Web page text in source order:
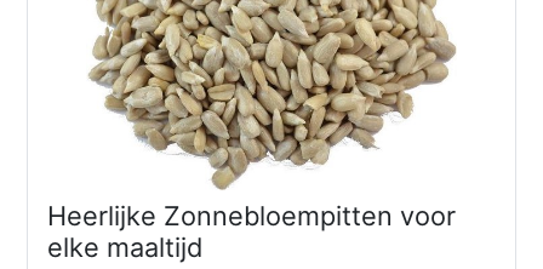
Heerlijke Zonnebloempitten voor
elke maaltijd